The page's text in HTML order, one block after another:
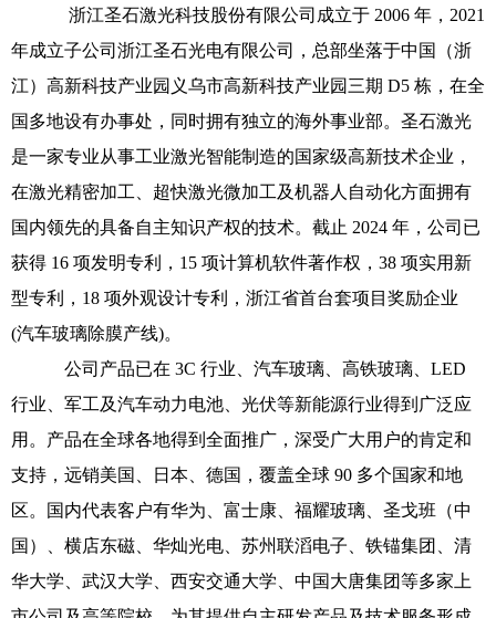
浙江圣石激光科技股份有限公司成立于 2006 年，2021
年成立子公司浙江圣石光电有限公司，总部坐落于中国（浙
江）高新科技产业园义乌市高新科技产业园三期 D5 栋，在全
国多地设有办事处，同时拥有独立的海外事业部。圣石激光
是一家专业从事工业激光智能制造的国家级高新技术企业，
在激光精密加工、超快激光微加工及机器人自动化方面拥有
国内领先的具备自主知识产权的技术。截止 2024 年，公司已
获得 16 项发明专利，15 项计算机软件著作权，38 项实用新
型专利，18 项外观设计专利，浙江省首台套项目奖励企业
(汽车玻璃除膜产线)。
公司产品已在 3C 行业、汽车玻璃、高铁玻璃、LED
行业、军工及汽车动力电池、光伏等新能源行业得到广泛应
用。产品在全球各地得到全面推广，深受广大用户的肯定和
支持，远销美国、日本、德国，覆盖全球 90 多个国家和地
区。国内代表客户有华为、富士康、福耀玻璃、圣戈班（中
国）、横店东磁、华灿光电、苏州联滔电子、铁锚集团、清
华大学、武汉大学、西安交通大学、中国大唐集团等多家上